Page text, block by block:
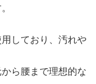
しており、汚れや
ら腰まで理想的な